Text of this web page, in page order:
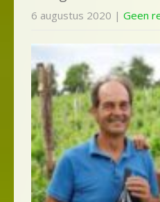
6 augustus 2020 | Geen